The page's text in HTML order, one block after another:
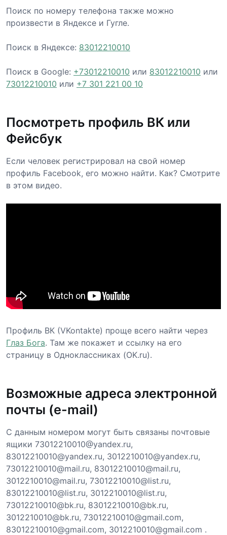
Поиск по номеру телефона также можно
произвести в Яндексе и Гугле.
Поиск в Яндексе: 83012210010
Поиск в Google: +73012210010 или 83012210010 или
73012210010 или +7 301 221 00 10
Посмотреть профиль ВК или
Фейсбук
Если человек регистрировал на свой номер
профиль Facebook, его можно найти. Как? Смотрите
в этом видео.
Профиль ВК (VKontakte) проще всего найти через
Глаз Бога. Там же покажет и ссылку на его
страницу в Одноклассниках (OK.ru).
Возможные адреса электронной
почты (e-mail)
С данным номером могут быть связаны почтовые
ящики 73012210010@yandex.ru,
83012210010@yandex.ru, 3012210010@yandex.ru,
73012210010@mail.ru, 83012210010@mail.ru,
3012210010@mail.ru, 73012210010@list.ru,
83012210010@list.ru, 3012210010@list.ru,
73012210010@bk.ru, 83012210010@bk.ru,
3012210010@bk.ru, 73012210010@gmail.com,
83012210010@gmail.com, 3012210010@gmail.com .